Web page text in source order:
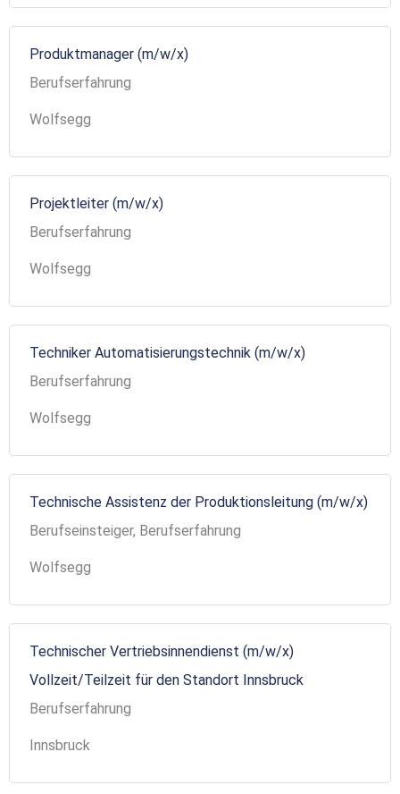
Produktmanager (m/w/x)
Berufserfahrung
Wolfsegg
Projektleiter (m/w/x)
Berufserfahrung
Wolfsegg
Techniker Automatisierungstechnik (m/w/x)
Berufserfahrung
Wolfsegg
Technische Assistenz der Produktionsleitung (m/w/x)
Berufseinsteiger, Berufserfahrung
Wolfsegg
Technischer Vertriebsinnendienst (m/w/x)
Vollzeit/Teilzeit für den Standort Innsbruck
Berufserfahrung
Innsbruck